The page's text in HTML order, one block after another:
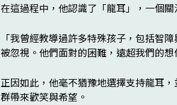
在這過程中，他認識了「龍耳」，一個
「我曾經教導過許多特殊孩子，包括智
被忽視。他們面對的困難，遠超我們的
正因如此，他毫不猶豫地選擇支持龍耳
群帶來歡笑與希望。